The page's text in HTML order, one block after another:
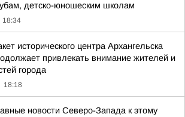
детско-юношеским школам
18:34
исторического центра Архангельска
привлекать внимание жителей и
города
18:18
новости Северо-Запада к этому